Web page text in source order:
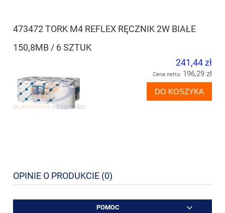
473472 TORK M4 REFLEX RĘCZNIK 2W BIAŁE
150,8MB / 6 SZTUK
241,44 zł
Cena netto: 196,29 zł
DO KOSZYKA
OPINIE O PRODUKCIE (0)
POMOC